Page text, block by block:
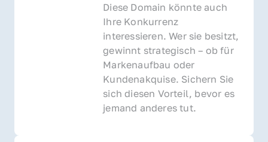
Diese Domain könnte auch
Ihre Konkurrenz
interessieren. Wer sie besitzt,
gewinnt strategisch – ob für
Markenaufbau oder
Kundenakquise. Sichern Sie
sich diesen Vorteil, bevor es
jemand anderes tut.